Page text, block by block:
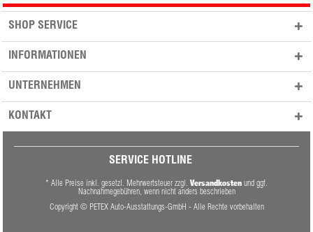
SHOP SERVICE
INFORMATIONEN
UNTERNEHMEN
KONTAKT
SERVICE HOTLINE
* Alle Preise inkl. gesetzl. Mehrwertsteuer zzgl. Versandkosten und ggf.
Nachnahmegebühren, wenn nicht anders beschrieben
Copyright © PETEX Auto-Ausstattungs-GmbH - Alle Rechte vorbehalten